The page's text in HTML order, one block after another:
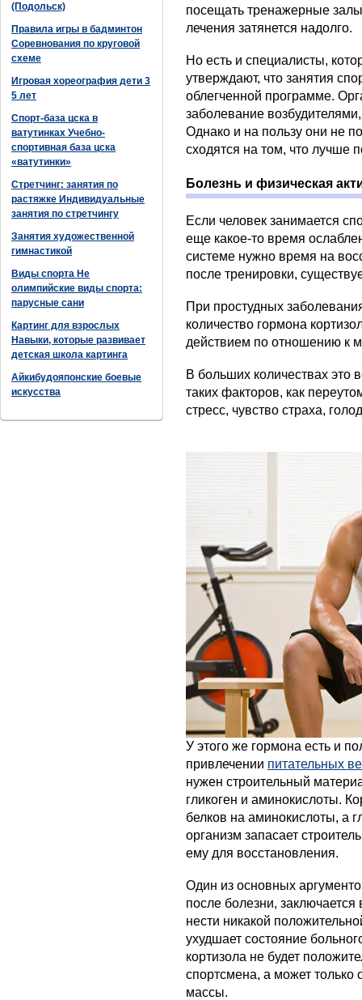
(Подольск)
Правила игры в бадминтон
Соревнования по круговой
схеме
Игровая хореография дети 3
5 лет
Спорт-база цска в
ватутинках Учебно-
спортивная база цска
«ватутинки»
Стретчинг: занятия по
растяжке Индивидуальные
занятия по стретчингу
Занятия художественной
гимнастикой
Виды спорта Не
олимпийские виды спорта:
парусные сани
Картинг для взрослых
Навыки, которые развивает
детская школа картинга
Айкибудояпонские боевые
искусства
посещать тренажерные
лечения затянется надолго.
Но есть и специалисты,
утверждают, что занятия
облегченной программе.
заболевание
Однако и на пользу они не
сходятся на том, что лучше
Болезнь и физическая
Если человек занимается
еще какое-то время
системе нужно время на
после тренировки,
При простудных
количество гормона
действием по отношению к
В больших количествах это
таких факторов, как
стресс, чувство страха,
У этого же гормона есть и
привлечении питательных
нужен строительный
гликоген и аминокислоты.
белков на аминокислоты, а
организм запасает
ему для восстановления.
Один из основных
после болезни, заключается
нести никакой
ухудшает состояние
кортизола не будет
спортсмена, а может
массы.